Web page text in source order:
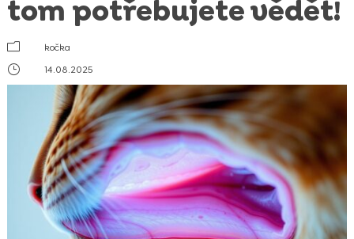
tom potřebujete vědět!
m
kočka
}
14.08.2025